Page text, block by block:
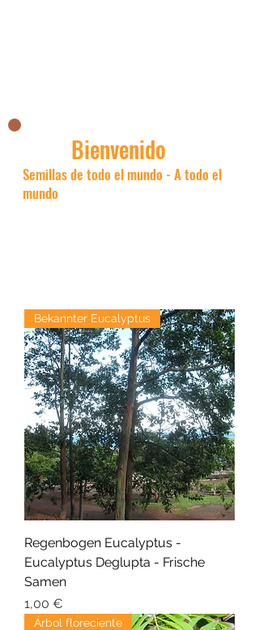
Bienvenido
Semillas de todo el mundo - A todo el
mundo
Bekannter Eucalyptus
Regenbogen Eucalyptus -
Eucalyptus Deglupta - Frische
Samen
Precio
1,00 €
Árbol floreciente